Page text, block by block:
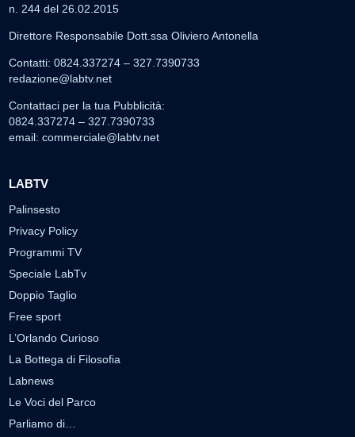
n. 244 del 26.02.2015
Direttore Responsabile Dott.ssa Oliviero Antonella
Contatti: 0824.337274 – 327.7390733
redazione@labtv.net
Contattaci per la tua Pubblicità:
0824.337274 – 327.7390733
email: commerciale@labtv.net
LABTV
Palinsesto
Privacy Policy
Programmi TV
Speciale LabTv
Doppio Taglio
Free sport
L’Orlando Curioso
La Bottega di Filosofia
Labnews
Le Voci del Parco
Parliamo di…